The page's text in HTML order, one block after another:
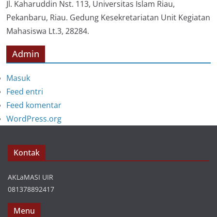
i
Jl. Kaharuddin Nst. 113, Universitas Islam Riau,
Pekanbaru, Riau. Gedung Kesekretariatan Unit Kegiatan
Mahasiswa Lt.3, 28284.
Admin
Masuk
Feed entri
Feed komentar
WordPress.org
Kontak
AKLaMASI UIR
081378892417
Menu